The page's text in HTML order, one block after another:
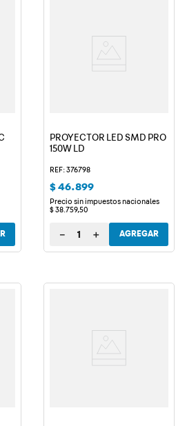
PROYECTOR LED SMD PRO
150W LD
REF: 376798
$46.899
Precio sin impuestos nacionales
$38 759,50
＋
－ AGREGAR